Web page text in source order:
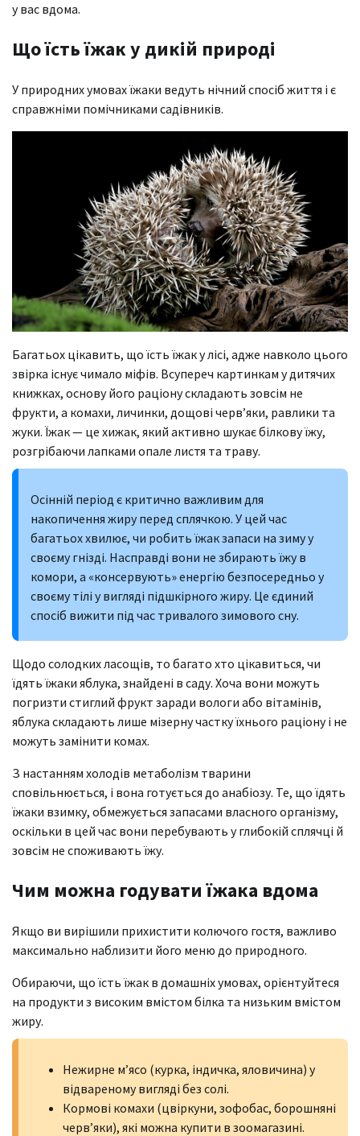
у вас вдома.
Що їсть їжак у дикій природі
У природних умовах їжаки ведуть нічний спосіб життя і є
справжніми помічниками садівників.
Багатьох цікавить, що їсть їжак у лісі, адже навколо цього
звірка існує чимало міфів. Всупереч картинкам у дитячих
книжках, основу його раціону складають зовсім не
фрукти, а комахи, личинки, дощові черв’яки, равлики та
жуки. Їжак — це хижак, який активно шукає білкову їжу,
розгрібаючи лапками опале листя та траву.
Осінній період є критично важливим для
накопичення жиру перед сплячкою. У цей час
багатьох хвилює, чи робить їжак запаси на зиму у
своєму гнізді. Насправді вони не збирають їжу в
комори, а «консервують» енергію безпосередньо у
своєму тілі у вигляді підшкірного жиру. Це єдиний
спосіб вижити під час тривалого зимового сну.
Щодо солодких ласощів, то багато хто цікавиться, чи
їдять їжаки яблука, знайдені в саду. Хоча вони можуть
погризти стиглий фрукт заради вологи або вітамінів,
яблука складають лише мізерну частку їхнього раціону і не
можуть замінити комах.
З настанням холодів метаболізм тварини
сповільнюється, і вона готується до анабіозу. Те, що їдять
їжаки взимку, обмежується запасами власного організму,
оскільки в цей час вони перебувають у глибокій сплячці й
зовсім не споживають їжу.
Чим можна годувати їжака вдома
Якщо ви вирішили прихистити колючого гостя, важливо
максимально наблизити його меню до природного.
Обираючи, що їсть їжак в домашніх умовах, орієнтуйтеся
на продукти з високим вмістом білка та низьким вмістом
жиру.
Нежирне м’ясо (курка, індичка, яловичина) у
відвареному вигляді без солі.
Кормові комахи (цвіркуни, зофобас, борошняні
черв’яки), які можна купити в зоомагазині.